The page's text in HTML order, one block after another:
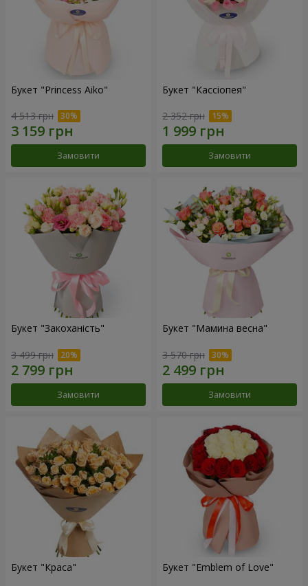
Букет "Princess Aiko"
4 513 грн
Замовити
Букет "Кассіопея"
2 352 грн
Замовити
Букет "Закоханість"
3 499 грн
Замовити
Букет "Мамина весна"
3 570 грн
Замовити
Букет "Краса" Букет "Emblem of Love"